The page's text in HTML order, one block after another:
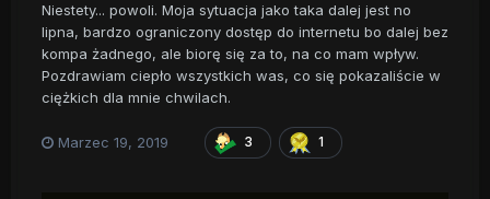
Niestety... powoli. Moja sytuacja jako taka dalej jest no
lipna, bardzo ograniczony dostęp do internetu bo dalej bez
kompa żadnego, ale biorę się za to, na co mam wpływ.
Pozdrawiam ciepło wszystkich was, co się pokazaliście w
ciężkich dla mnie chwilach.
Marzec 19, 2019 3 1